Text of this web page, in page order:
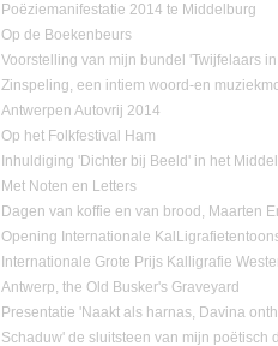
Poëziemanifestatie 2014 te Middelburg
Op de Boekenbeurs
Voorstelling van mijn bundel 'Twijfelaars
Zinspeling, een intiem woord-en
Antwerpen Autovrij 2014
Op het Folkfestival Ham
Inhuldiging 'Dichter bij Beeld' in het
Met Noten en Letters
Dagen van koffie en van brood, Maarten
Opening Internationale
Internationale Grote Prijs Kalligrafie
Antwerp, the Old Busker's Graveyard
Presentatie 'Naakt als harnas, Davina
Schaduw' de sluitsteen van mijn poëtisch